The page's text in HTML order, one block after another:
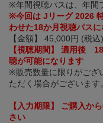
※年間視聴パスは、年間
※今回は Jリーグ 2026
わせた18か月視聴パスに
【金額】 45,000円 (税込)
【視聴期間】 適用後
聴が可能になります
※販売数量に限りがござ
ただく場合がございます。
【入力期限】 ご購入
さい